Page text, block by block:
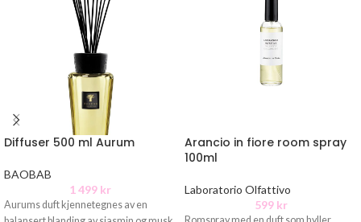
Diffuser 500 ml Aurum
BAOBAB
1 499 kr
Aurums duft kjennetegnes av en
Arancio in fiore room spray
100ml
Laboratorio Olfattivo
599 kr